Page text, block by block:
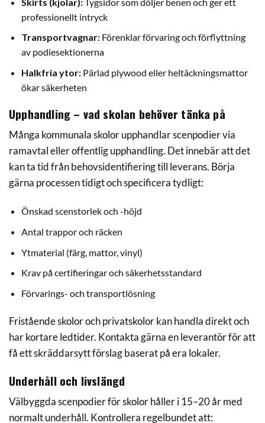
professionellt intryck
Transportvagnar:Förenklar förvaring och förflyttning
av podiesektionerna
Halkfria ytor:Pärlad plywood eller heltäckningsmattor
ökar säkerheten
Upphandling – vad skolan behöver tänka på
Många kommunala skolor upphandlar scenpodier via
ramavtal eller offentlig upphandling. Det innebär att det
kan ta tid från behovsidentifiering till leverans. Börja
gärna processen tidigt och specificera tydligt:
Önskad scenstorlek och -höjd
Antal trappor och räcken
Ytmaterial (färg, mattor, vinyl)
Krav på certifieringar och säkerhetsstandard
Förvarings- och transportlösning
Fristående skolor och privatskolor kan handla direkt och
har kortare ledtider. Kontakta gärna en leverantör för att
få ett skräddarsytt förslag baserat på era lokaler.
Underhåll och livslängd
Välbyggda scenpodier för skolor håller i 15–20 år med
normalt underhåll. Kontrollera regelbundet att: